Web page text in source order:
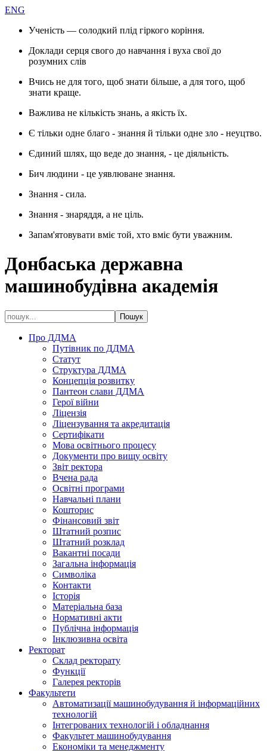
ENG
Ученість — солодкий плід гіркого коріння.
Доклади серця свого до навчання і вуха свої до
розумних слів
Вчись не для того, щоб знати більше, а для того, щоб
знати краще.
Важлива не кількість знань, а якість їх.
Є тільки одне благо - знання й тільки одне зло - неуцтво.
Єдиний шлях, що веде до знання, - це діяльність.
Бич людини - це уявлюване знання.
Знання - сила.
Знання - знаряддя, а не ціль.
Запам'ятовувати вміє той, хто вміє бути уважним.
Донбаська державна
машинобудівна академія
Про ДДМА
Путівник по ДДМА
Статут
Структура ДДМА
Концепція розвитку
Пантеон слави ДДМА
Герої війни
Ліцензія
Ліцензування та акредитація
Сертифікати
Мова освітнього процесу
Документи про вищу освіту
Звіт ректора
Вчена рада
Освітні програми
Навчальні плани
Кошторис
Фінансовий звіт
Штатний розпис
Штатний розклад
Вакантні посади
Загальна інформація
Символіка
Контакти
Історія
Матеріальна база
Нормативні акти
Публічна інформація
Інклюзивна освіта
Ректорат
Склад ректорату
Функції
Галерея ректорів
Факультети
Автоматизації машинобудування й інформаційних
технологій
Інтегрованих технологій і обладнання
Факультет машинобудування
Економіки та менеджменту